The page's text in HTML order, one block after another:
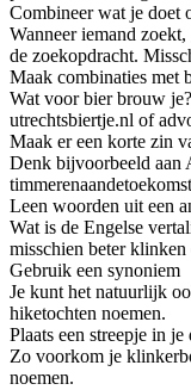
Combineer wat je doet
Wanneer iemand
de zoekopdracht.
Maak combinaties met
Wat voor bier brouw
utrechtsbiertje.nl of
Maak er een korte zin
Denk bijvoorbeeld aan
Leen woorden uit een
Wat is de Engelse
misschien beter
Gebruik een synoniem
Je kunt het natuurlijk
hiketochten noemen.
Plaats een streepje in
Zo voorkom je
noemen.